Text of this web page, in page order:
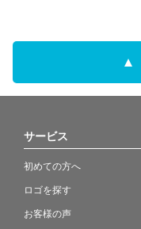
サービス
初めての方へ
ロゴを探す
お客様の声